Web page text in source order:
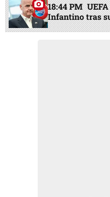
18:44 PM
Infantino tras